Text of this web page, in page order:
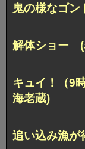
鬼の様なゴ
解体ショー (
キュイ！（9
海老蔵)
追い込み漁